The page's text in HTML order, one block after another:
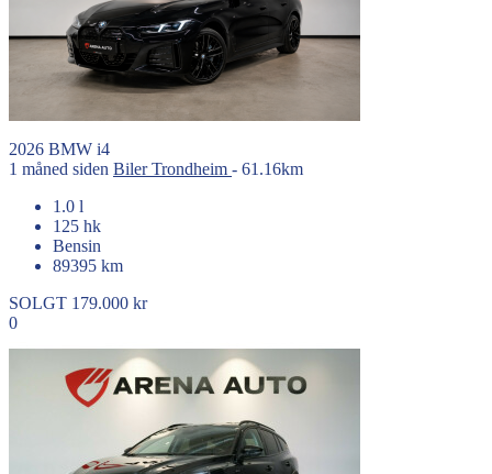
2026 BMW i4
1 måned siden BilerTrondheim - 61.16km
1.0 l
125 hk
Bensin
89395 km
SOLGT 179.000 kr
0